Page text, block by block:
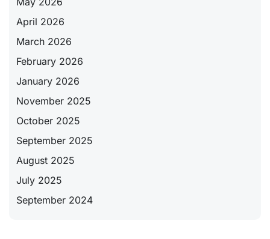
April 2026
March 2026
February 2026
January 2026
November 2025
October 2025
September 2025
August 2025
July 2025
September 2024